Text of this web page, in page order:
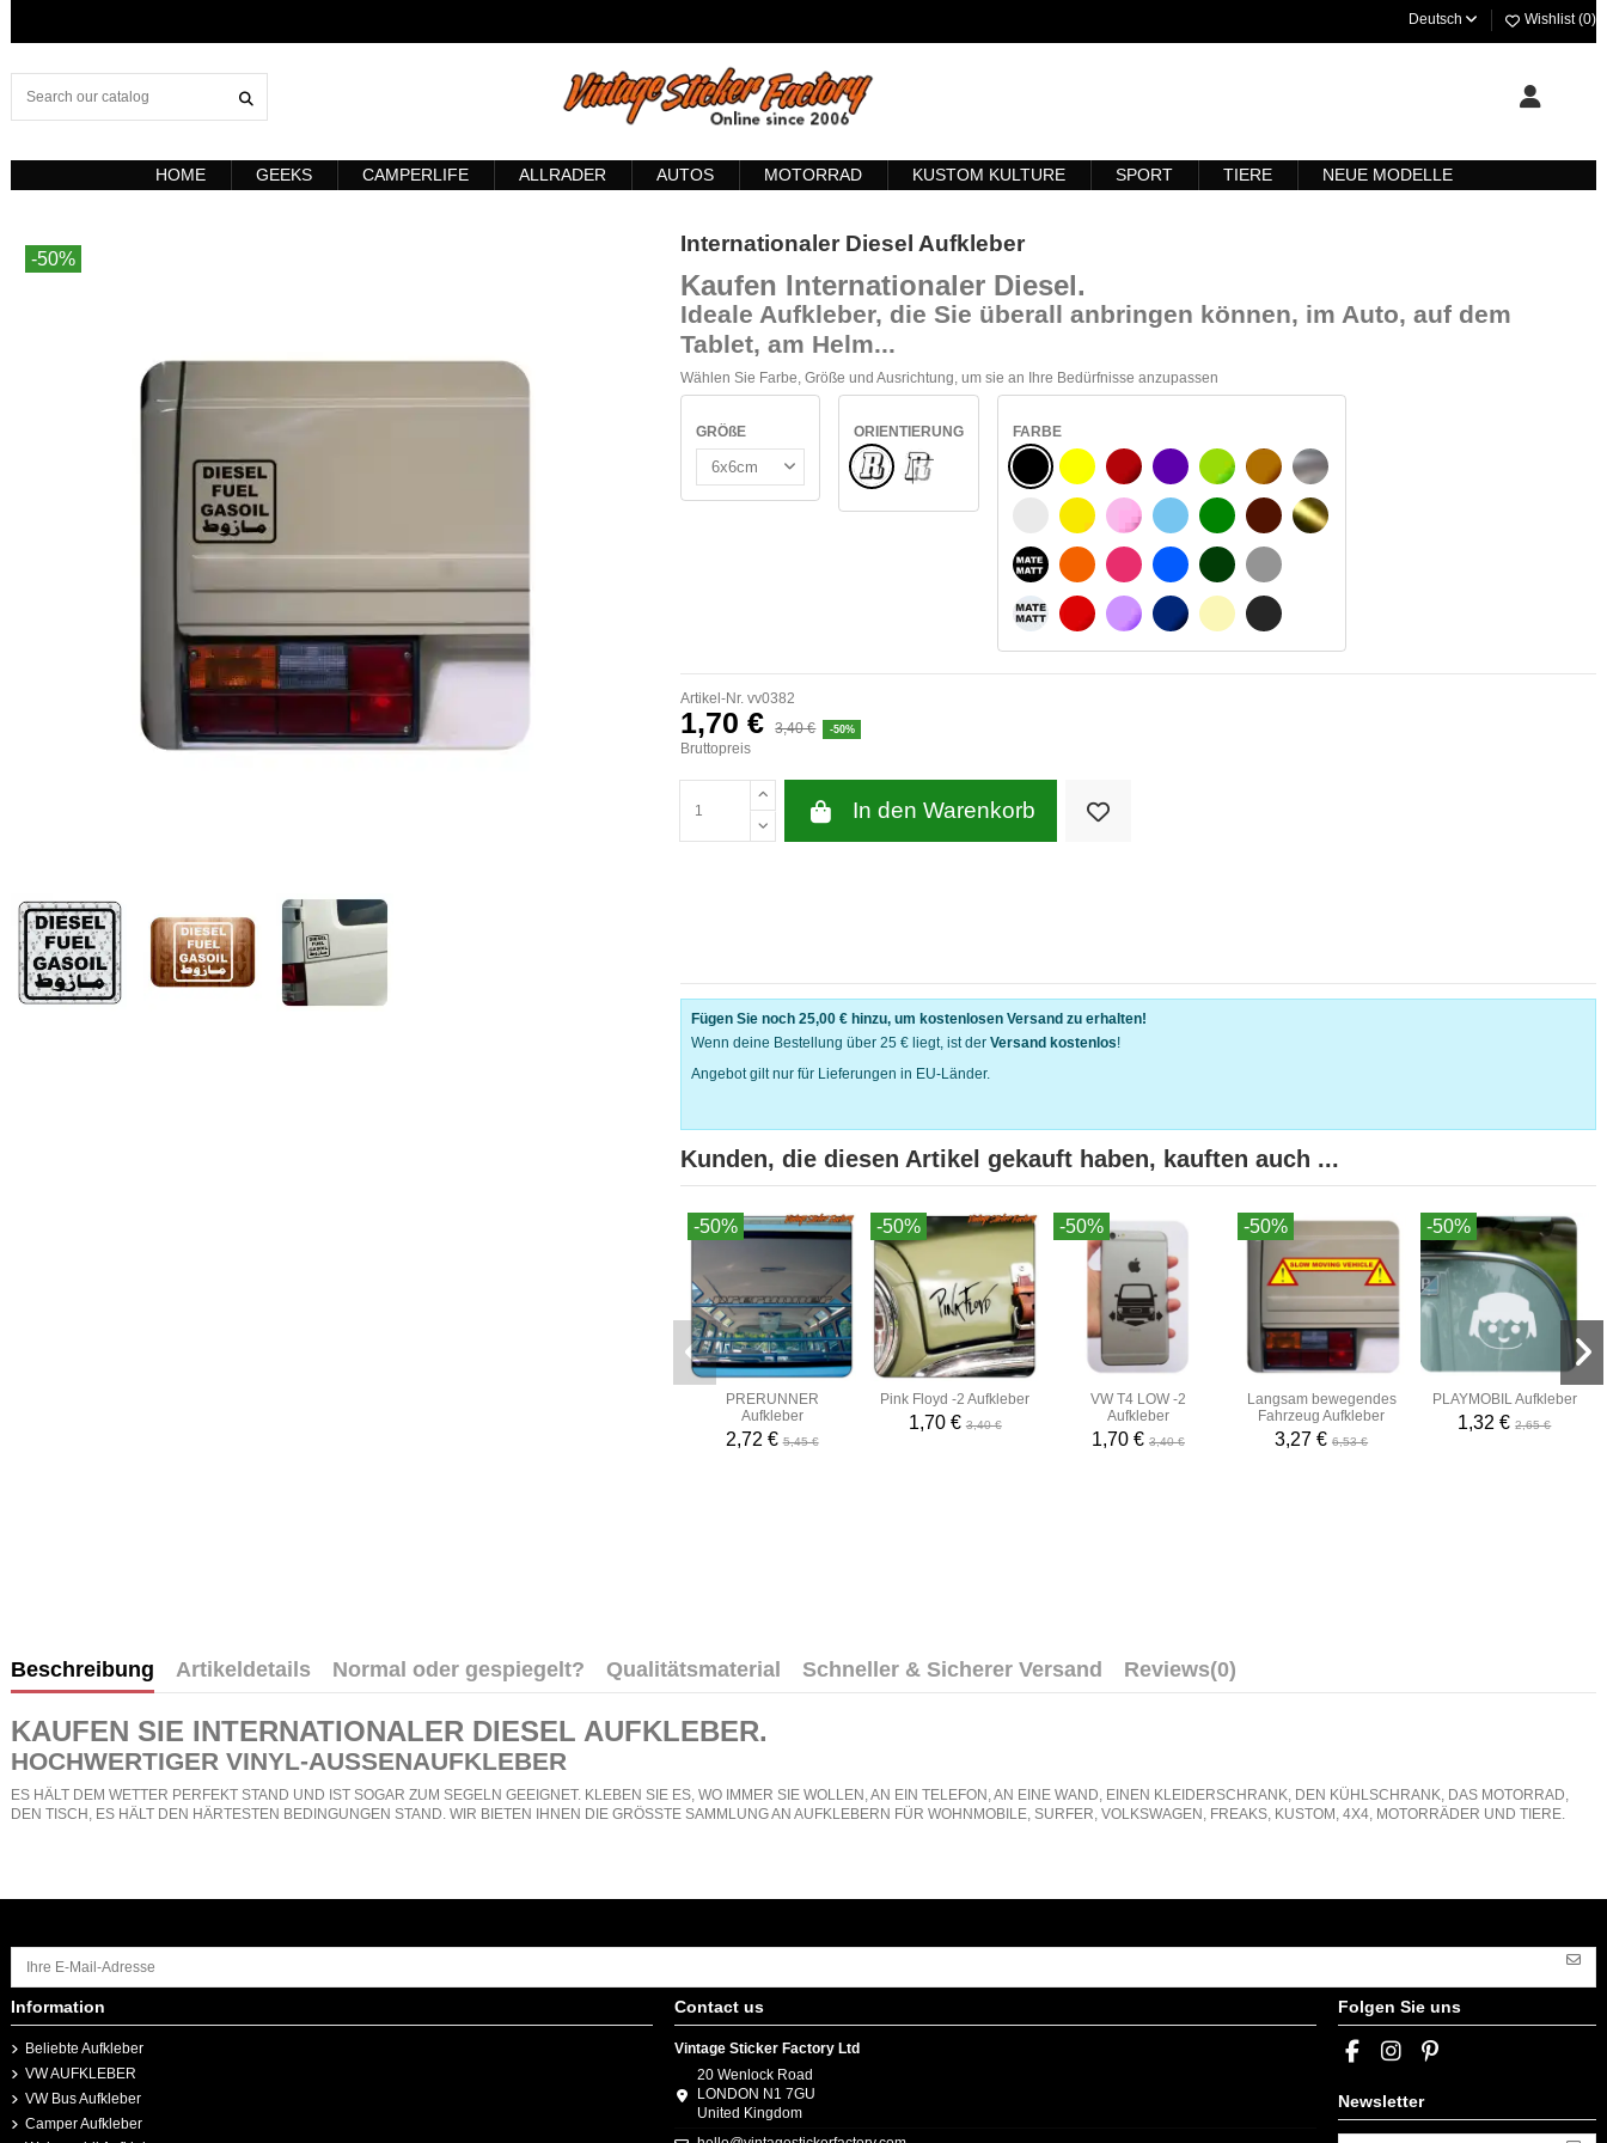
Deutsch Wishlist (0)
HOME GEEKS CAMPERLIFE ALLRADER AUTOS MOTORRAD KUSTOM KULTURE SPORT TIERE NEUE MODELLE
-50%
Internationaler Diesel Aufkleber
Kaufen Internationaler Diesel.
Ideale Aufkleber, die Sie überall anbringen können, im Auto, auf dem
Tablet, am Helm...
Wählen Sie Farbe, Größe und Ausrichtung, um sie an Ihre Bedürfnisse anzupassen
GRÖßE
ORIENTIERUNG
NormaleINNEN GLAS
FARBE
SCHWARZ
WEIß
MATTSCHWARZ
MATTWEIß
GELB
GELBES SIGNAL
ORANGE
ROT
BURGUND
ROSE
FUCHSIA
LILA
VIOLETT
HELLBLAU
BLAU
DUNKELBLAU
HELLGRÜN
GRÜN
DUNKELGRÜN
BEIGE
HASELNUSS
DUNKELBRAUN
HELLGRAU
DUNKELGRAU
SILBER
GOLD
Artikel-Nr. vv0382
1,70 € 3,40 € -50%
Bruttopreis
In den Warenkorb
Fügen Sie noch 25,00 € hinzu, um kostenlosen Versand zu erhalten!
Wenn deine Bestellung über 25 € liegt, ist der Versand kostenlos!
Angebot gilt nur für Lieferungen in EU-Länder.
Kunden, die diesen Artikel gekauft haben, kauften auch ...
-50%
PRERUNNER
Aufkleber
2,72 €5,45 €
-50%
Pink Floyd -2 Aufkleber
1,70 €3,40 €
-50%
VW T4 LOW -2
Aufkleber
1,70 € 3,40 €
-50%
Langsam bewegendes
Fahrzeug Aufkleber
3,27 €6,53 €
-50%
PLAYMOBIL Aufkleber
1,32 €2,65 €
Beschreibung Artikeldetails Normal oder gespiegelt? Qualitätsmaterial Schneller & Sicherer Versand Reviews(0)
KAUFEN SIE INTERNATIONALER DIESEL AUFKLEBER.
HOCHWERTIGER VINYL-AUSSENAUFKLEBER
ES HÄLT DEM WETTER PERFEKT STAND UND IST SOGAR ZUM SEGELN GEEIGNET. KLEBEN SIE ES, WO IMMER SIE WOLLEN, AN EIN TELEFON, AN EINE WAND, EINEN KLEIDERSCHRANK, DEN KÜHLSCHRANK, DAS MOTORRAD,
DEN TISCH, ES HÄLT DEN HÄRTESTEN BEDINGUNGEN STAND. WIR BIETEN IHNEN DIE GRÖSSTE SAMMLUNG AN AUFKLEBERN FÜR WOHNMOBILE, SURFER, VOLKSWAGEN, FREAKS, KUSTOM, 4X4, MOTORRÄDER UND TIERE.
Information
Beliebte Aufkleber
VW AUFKLEBER
VW Bus Aufkleber
Camper Aufkleber
Contact us
Vintage Sticker Factory Ltd
20 Wenlock Road
LONDON N1 7GU
United Kingdom
Folgen Sie uns
Newsletter